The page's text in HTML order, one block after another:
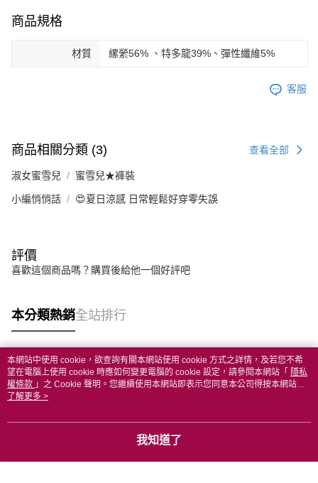
商品規格
材質 縲縈56% 、特多龍39%、彈性纖維5%
客服
商品相關分類 (3) 查看全部
淑女蜜雪兒 蜜雪兒★褲裝
小編悄悄話 😍夏日涼感 日常輕鬆好穿零失誤
評價
喜歡這個商品嗎？購買後給他一個好評吧
本分類熱銷全站排行
熱門標籤
本網站中使用 cookie，欲查詢有關本網站使用 cookie 方式之詳情，及若您不希
望在電腦上使用 cookie 時應如何變更電腦的 cookie 設定，請參閱本網站「 隱私
權條款 」之 Cookie 聲明。您繼續使用本網站即表示您同意本公司得按本網站使
用條款之 Cookie 聲明使用 cookie。
了解更多 >
我知道了